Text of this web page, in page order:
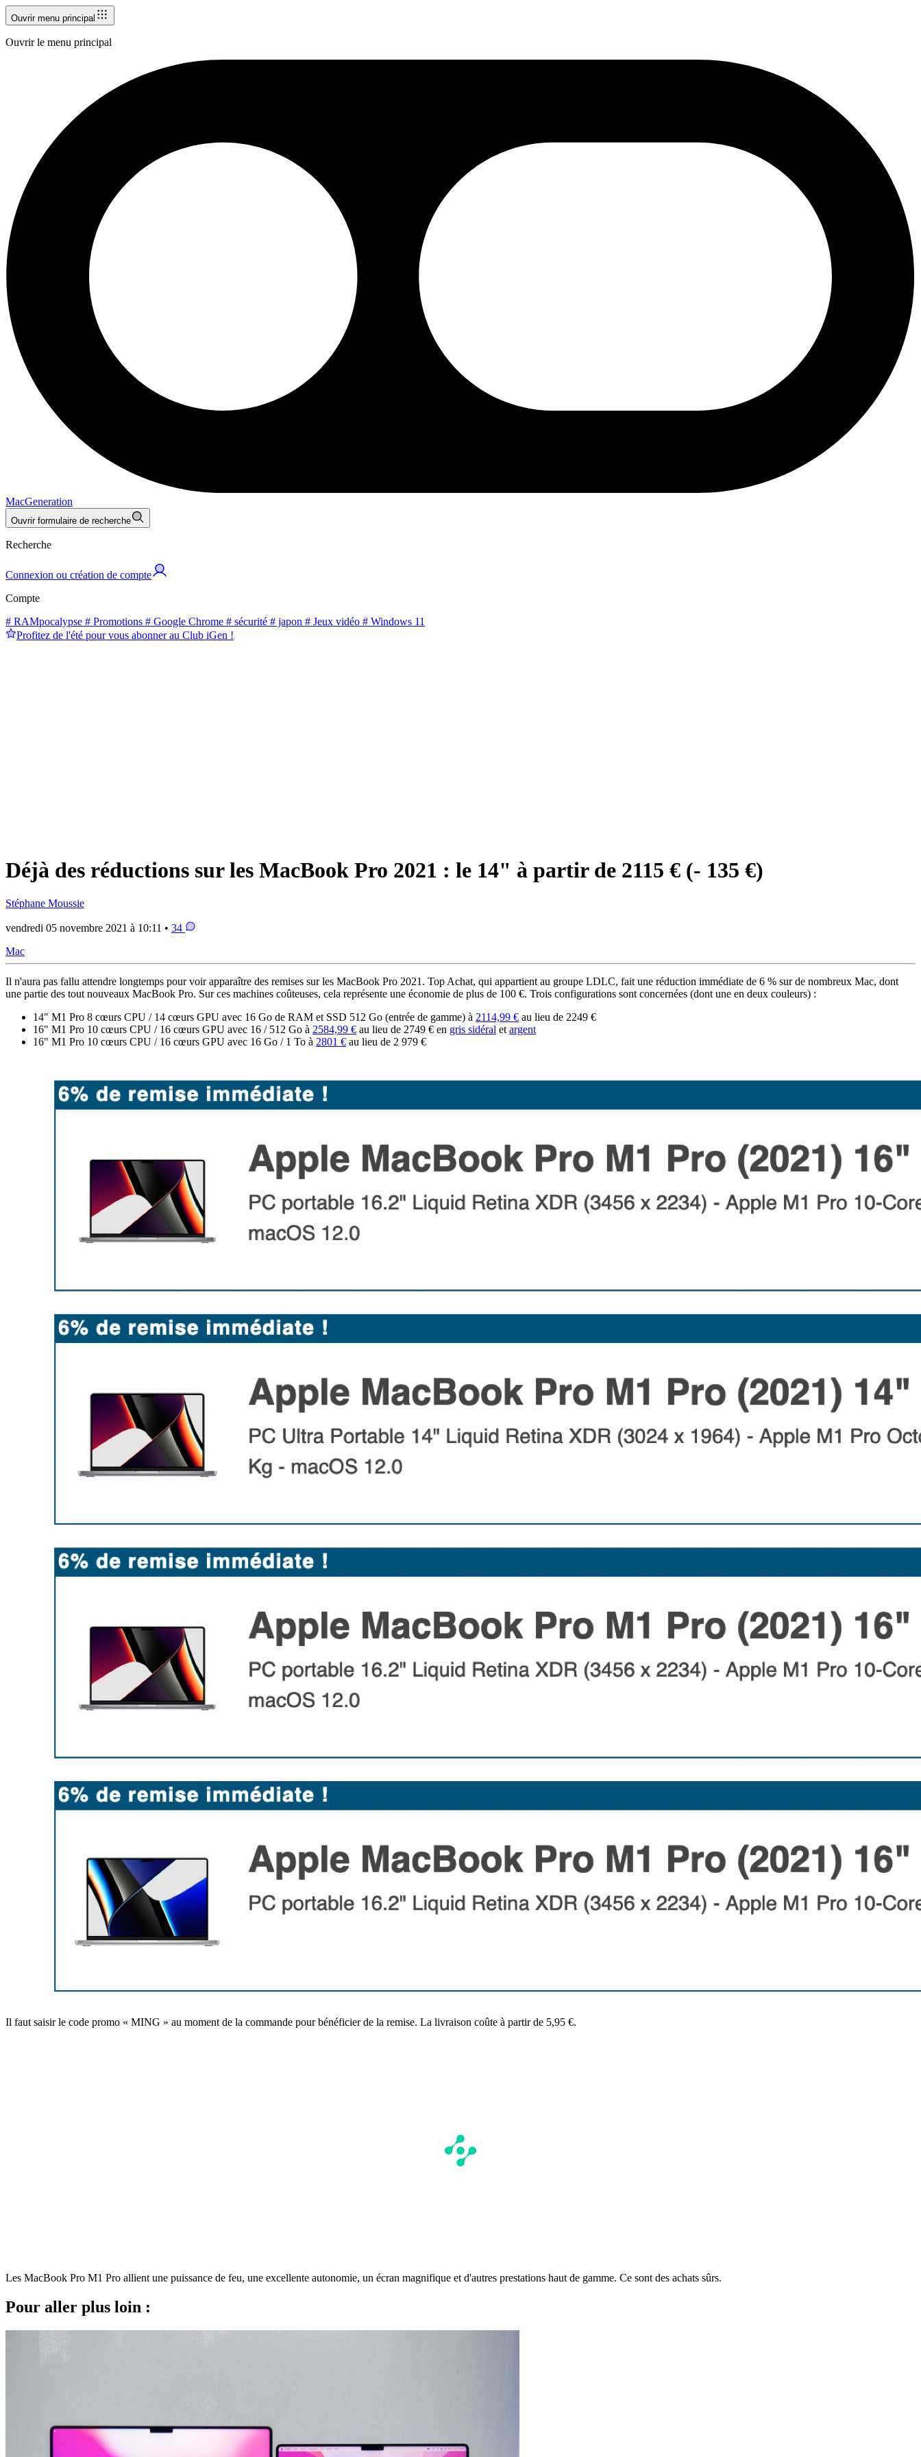
Ouvrir menu principal
Ouvrir le menu principal
MacGeneration
Ouvrir formulaire de recherche
Recherche
Connexion ou création de compte
Compte
# RAMpocalypse # Promotions # Google Chrome # sécurité # japon # Jeux vidéo # Windows 11
Profitez de l'été pour vous abonner au Club iGen !
Déjà des réductions sur les MacBook Pro 2021 : le 14" à partir de 2115 € (- 135 €)
Stéphane Moussie
vendredi 05 novembre 2021 à 10:11 • 34
Mac
Il n'aura pas fallu attendre longtemps pour voir apparaître des remises sur les MacBook Pro 2021. Top Achat, qui appartient au groupe LDLC, fait une réduction immédiate de 6 % sur de nombreux Mac, dont
une partie des tout nouveaux MacBook Pro. Sur ces machines coûteuses, cela représente une économie de plus de 100 €. Trois configurations sont concernées (dont une en deux couleurs) :
14" M1 Pro 8 cœurs CPU / 14 cœurs GPU avec 16 Go de RAM et SSD 512 Go (entrée de gamme) à 2114,99 € au lieu de 2249 €
16" M1 Pro 10 cœurs CPU / 16 cœurs GPU avec 16 / 512 Go à 2584,99 € au lieu de 2749 € en gris sidéral et argent
16" M1 Pro 10 cœurs CPU / 16 cœurs GPU avec 16 Go / 1 To à 2801 € au lieu de 2 979 €
Il faut saisir le code promo « MING » au moment de la commande pour bénéficier de la remise. La livraison coûte à partir de 5,95 €.
Les MacBook Pro M1 Pro allient une puissance de feu, une excellente autonomie, un écran magnifique et d'autres prestations haut de gamme. Ce sont des achats sûrs.
Pour aller plus loin :